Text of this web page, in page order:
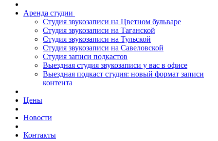
Аренда студии
Студия звукозаписи на Цветном бульваре
Студия звукозаписи на Таганской
Студия звукозаписи на Тульской
Студия звукозаписи на Савеловской
Студия записи подкастов
Выездная студия звукозаписи у вас в офисе
Выездная подкаст студия: новый формат записи
контента
Цены
Новости
Контакты